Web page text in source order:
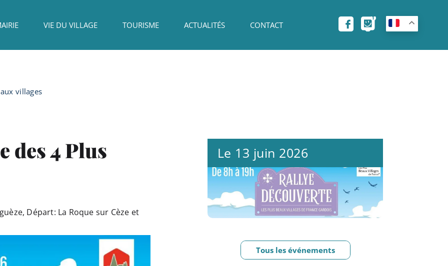
VIE DU VILLAGE TOURISME ACTUALITÉS CONTACT
villages
des 4 Plus
Départ: La Roque sur Cèze et
Le 13 juin 2026
Tous les événements